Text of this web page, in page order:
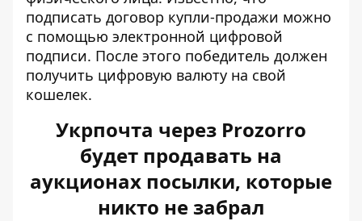
подписать договор купли-продажи можно
с помощью электронной цифровой
подписи. После этого победитель должен
получить цифровую валюту на свой
кошелек.
Укрпочта через Prozorro
будет продавать на
аукционах посылки, которые
никто не забрал